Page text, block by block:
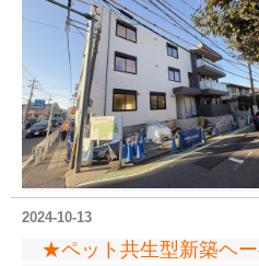
2024-10-13
★ペット共生型新築ヘ